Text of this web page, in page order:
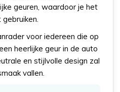
geuren, waardoor je het
voor iedereen die op
heerlijke geur in de auto
en stijlvolle design zal
vallen.